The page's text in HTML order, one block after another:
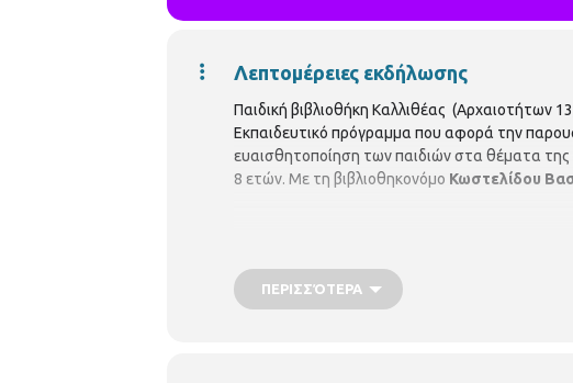
Λεπτομέρειες εκδήλωσης
Παιδική βιβλιοθήκη Καλλιθέας (Αρχαιοτήτων
Εκπαιδευτικό πρόγραμμα που αφορά την
ευαισθητοποίηση των παιδιών στα θέματα της
8 ετών. Με τη βιβλιοθηκονόμο Κωστελίδου
ΠΕΡΙΣΣΌΤΕΡΑ